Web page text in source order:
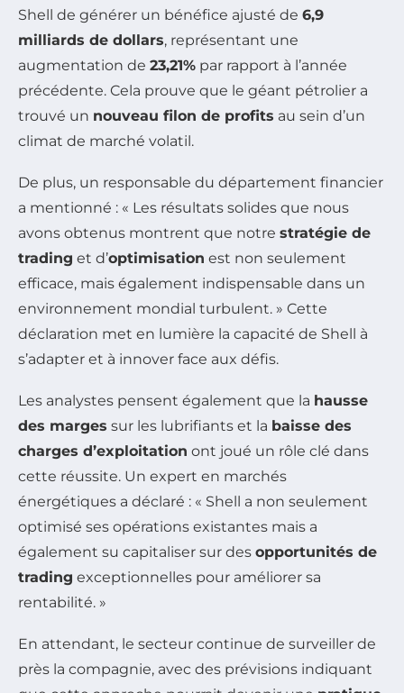
Shell de générer un bénéfice ajusté de 6,9
milliards de dollars, représentant une
augmentation de 23,21% par rapport à l’année
précédente. Cela prouve que le géant pétrolier a
trouvé un nouveau filon de profits au sein d’un
climat de marché volatil.
De plus, un responsable du département financier
a mentionné : « Les résultats solides que nous
avons obtenus montrent que notre stratégie de
trading et d’optimisation est non seulement
efficace, mais également indispensable dans un
environnement mondial turbulent. » Cette
déclaration met en lumière la capacité de Shell à
s’adapter et à innover face aux défis.
Les analystes pensent également que la hausse
des marges sur les lubrifiants et la baisse des
charges d’exploitation ont joué un rôle clé dans
cette réussite. Un expert en marchés
énergétiques a déclaré : « Shell a non seulement
optimisé ses opérations existantes mais a
également su capitaliser sur des opportunités de
trading exceptionnelles pour améliorer sa
rentabilité. »
En attendant, le secteur continue de surveiller de
près la compagnie, avec des prévisions indiquant